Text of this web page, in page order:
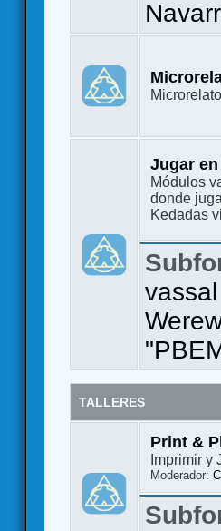
Jugar
Módulos
donde
Kedadas
TALLERES
Print &
Imprimir y
Moderador: